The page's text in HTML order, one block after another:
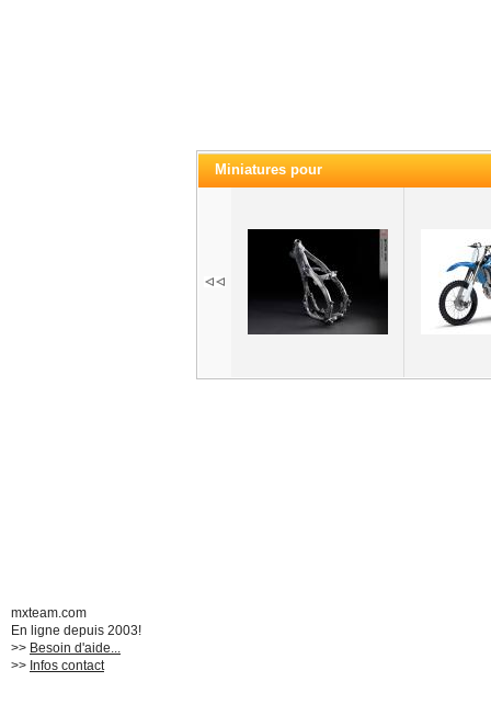
Miniatures pour
mxteam.com
En ligne depuis 2003!
>> Besoin d'aide...
>> Infos contact